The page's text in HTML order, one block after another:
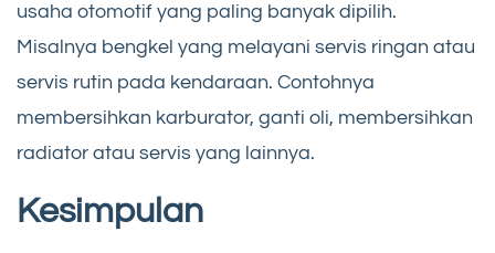
usaha otomotif yang paling banyak dipilih.
Misalnya bengkel yang melayani servis ringan atau
servis rutin pada kendaraan. Contohnya
membersihkan karburator, ganti oli, membersihkan
radiator atau servis yang lainnya.
Kesimpulan